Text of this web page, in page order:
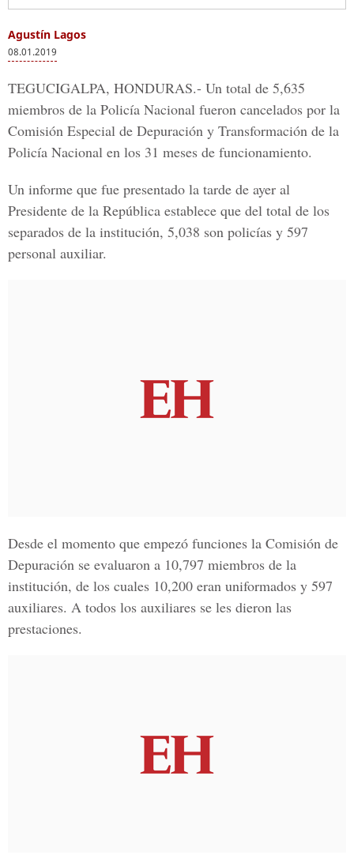
Agustín Lagos
08.01.2019
TEGUCIGALPA, HONDURAS.- Un total de 5,635
miembros de la Policía Nacional fueron cancelados por la
Comisión Especial de Depuración y Transformación de la
Policía Nacional en los 31 meses de funcionamiento.
Un informe que fue presentado la tarde de ayer al
Presidente de la República establece que del total de los
separados de la institución, 5,038 son policías y 597
personal auxiliar.
Desde el momento que empezó funciones la Comisión de
Depuración se evaluaron a 10,797 miembros de la
institución, de los cuales 10,200 eran uniformados y 597
auxiliares. A todos los auxiliares se les dieron las
prestaciones.